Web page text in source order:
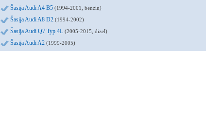
Šasija Audi A4 B5 (1994-2001, benzin)
Šasija Audi A8 D2 (1994-2002)
Šasija Audi Q7 Typ 4L (2005-2015, dizel)
Šasija Audi A2 (1999-2005)